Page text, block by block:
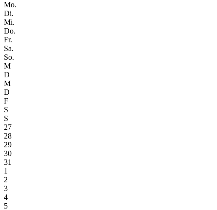
Mo.
Di.
Mi.
Do.
Fr.
Sa.
So.
M
D
M
D
F
S
S
27
28
29
30
31
1
2
3
4
5